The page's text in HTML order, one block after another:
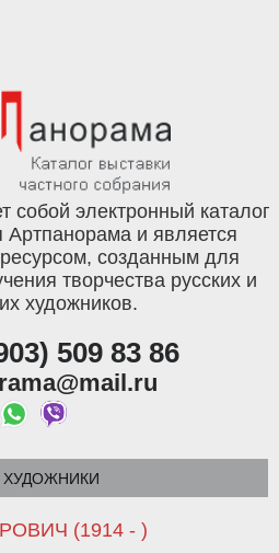
собой электронный каталог
Артпанорама и является
созданным для
творчества русских и
художников.
509 83 86
ХУДОЖНИКИ
(1914 - )